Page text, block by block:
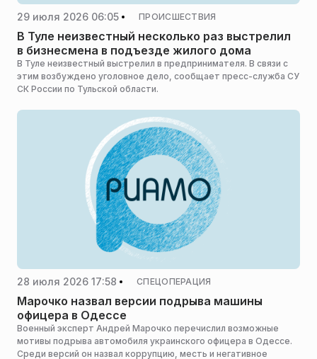
29 июля 2026 06:05 ПРОИСШЕСТВИЯ
В Туле неизвестный несколько раз выстрелил
в бизнесмена в подъезде жилого дома
В Туле неизвестный выстрелил в предпринимателя. В связи с
этим возбуждено уголовное дело, сообщает пресс-служба СУ
СК России по Тульской области.
28 июля 2026 17:58 СПЕЦОПЕРАЦИЯ
Марочко назвал версии подрыва машины
офицера в Одессе
Военный эксперт Андрей Марочко перечислил возможные
мотивы подрыва автомобиля украинского офицера в Одессе.
Среди версий он назвал коррупцию, месть и негативное